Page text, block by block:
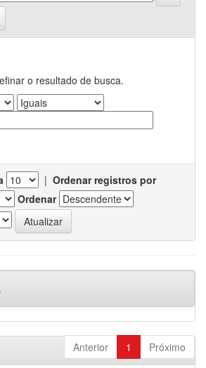
o resultado de busca.
| Ordenar registros por
Ordenar
Anterior 1 Próximo